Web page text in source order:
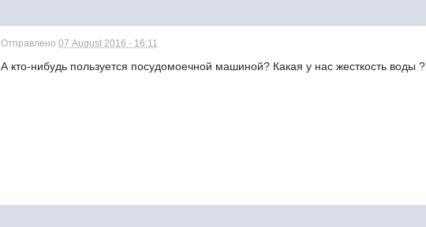
Отправлено07 August 2016 - 16:11
А кто-нибудь пользуется посудомоечной машиной? Какая у нас жесткость воды ?